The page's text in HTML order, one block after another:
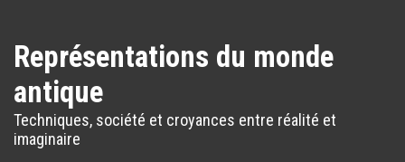
Représentations du monde
antique
Techniques, société et croyances entre réalité et
imaginaire